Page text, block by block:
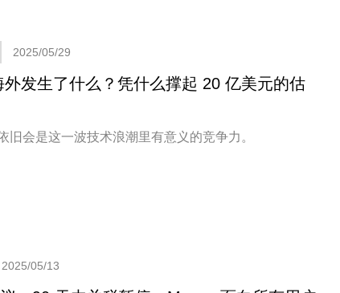
2025/05/29
外发生了什么？凭什么撑起 20 亿美元的估
旧会是这一波技术浪潮里有意义的竞争力。
2025/05/13